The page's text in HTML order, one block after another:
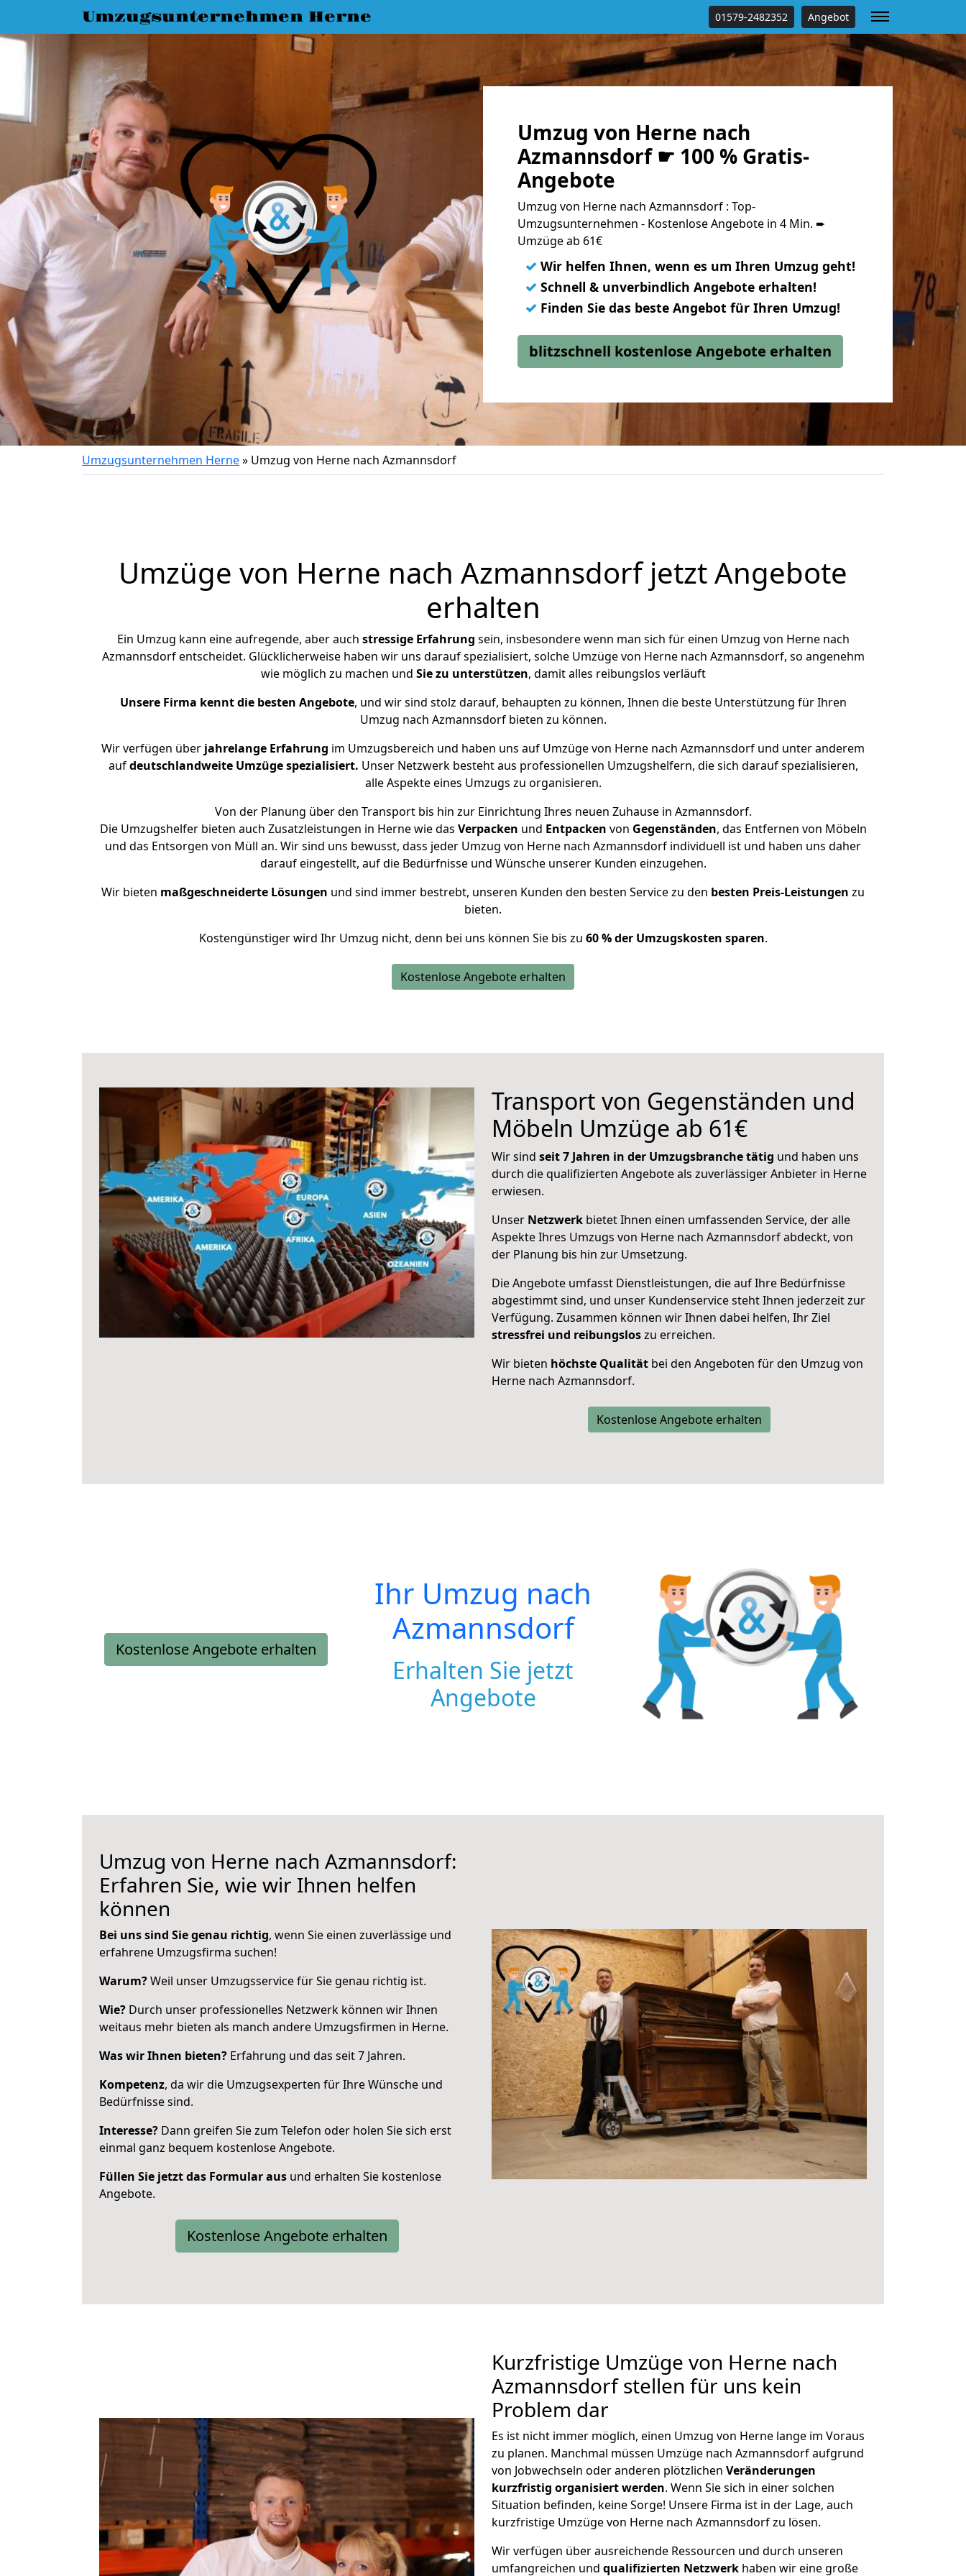
Umzugsunternehmen Herne 01579-2482352 Angebot
Umzug von Herne nach
Azmannsdorf ☛ 100 % Gratis-
Angebote
Umzug von Herne nach Azmannsdorf : Top-
Umzugsunternehmen - Kostenlose Angebote in 4 Min. ➨
Umzüge ab 61€
✓ Wir helfen Ihnen, wenn es um Ihren Umzug geht!
✓ Schnell & unverbindlich Angebote erhalten!
✓ Finden Sie das beste Angebot für Ihren Umzug!
blitzschnell kostenlose Angebote erhalten
Umzugsunternehmen Herne» Umzug von Herne nach Azmannsdorf
Umzüge von Herne nach Azmannsdorf jetzt Angebote
erhalten
Ein Umzug kann eine aufregende, aber auch stressige Erfahrung sein, insbesondere wenn man sich für einen Umzug von Herne nach
Azmannsdorf entscheidet. Glücklicherweise haben wir uns darauf spezialisiert, solche Umzüge von Herne nach Azmannsdorf, so angenehm
wie möglich zu machen und Sie zu unterstützen, damit alles reibungslos verläuft
Unsere Firma kennt die besten Angebote, und wir sind stolz darauf, behaupten zu können, Ihnen die beste Unterstützung für Ihren
Umzug nach Azmannsdorf bieten zu können.
Wir verfügen über jahrelange Erfahrung im Umzugsbereich und haben uns auf Umzüge von Herne nach Azmannsdorf und unter anderem
aufdeutschlandweite Umzüge spezialisiert. Unser Netzwerk besteht aus professionellen Umzugshelfern, die sich darauf spezialisieren,
alle Aspekte eines Umzugs zu organisieren.
Von der Planung über den Transport bis hin zur Einrichtung Ihres neuen Zuhause in Azmannsdorf.
Die Umzugshelfer bieten auch Zusatzleistungen in Herne wie das Verpacken und Entpacken von Gegenständen, das Entfernen von Möbeln
und das Entsorgen von Müll an. Wir sind uns bewusst, dass jeder Umzug von Herne nach Azmannsdorf individuell ist und haben uns daher
darauf eingestellt, auf die Bedürfnisse und Wünsche unserer Kunden einzugehen.
Wir bieten maßgeschneiderte Lösungen und sind immer bestrebt, unseren Kunden den besten Service zu den besten Preis-Leistungen zu
bieten.
Kostengünstiger wird Ihr Umzug nicht, denn bei uns können Sie bis zu 60 % der Umzugskosten sparen.
Kostenlose Angebote erhalten
Transport von Gegenständen und
Möbeln Umzüge ab 61€
Wir sind seit 7 Jahren in der Umzugsbranche tätig und haben uns
durch die qualifizierten Angebote als zuverlässiger Anbieter in Herne
erwiesen.
Unser Netzwerk bietet Ihnen einen umfassenden Service, der alle
Aspekte Ihres Umzugs von Herne nach Azmannsdorf abdeckt, von
der Planung bis hin zur Umsetzung.
Die Angebote umfasst Dienstleistungen, die auf Ihre Bedürfnisse
abgestimmt sind, und unser Kundenservice steht Ihnen jederzeit zur
Verfügung. Zusammen können wir Ihnen dabei helfen, Ihr Ziel
stressfrei und reibungsloszu erreichen.
Wir bieten höchste Qualität bei den Angeboten für den Umzug von
Herne nach Azmannsdorf.
Kostenlose Angebote erhalten
Kostenlose Angebote erhalten
Ihr Umzug nach
Azmannsdorf
Erhalten Sie jetzt
Angebote
Umzug von Herne nach Azmannsdorf:
Erfahren Sie, wie wir Ihnen helfen
können
Bei uns sind Sie genau richtig, wenn Sie einen zuverlässige und
erfahrene Umzugsfirma suchen!
Warum?Weil unser Umzugsservice für Sie genau richtig ist.
Wie? Durch unser professionelles Netzwerk können wir Ihnen
weitaus mehr bieten als manch andere Umzugsfirmen in Herne.
Was wir Ihnen bieten? Erfahrung und das seit 7 Jahren.
Kompetenz, da wir die Umzugsexperten für Ihre Wünsche und
Bedürfnisse sind.
Interesse? Dann greifen Sie zum Telefon oder holen Sie sich erst
einmal ganz bequem kostenlose Angebote.
Füllen Sie jetzt das Formular aus und erhalten Sie kostenlose
Angebote.
Kostenlose Angebote erhalten
Kurzfristige Umzüge von Herne nach
Azmannsdorf stellen für uns kein
Problem dar
Es ist nicht immer möglich, einen Umzug von Herne lange im Voraus
zu planen. Manchmal müssen Umzüge nach Azmannsdorf aufgrund
von Jobwechseln oder anderen plötzlichen Veränderungen
kurzfristig organisiert werden. Wenn Sie sich in einer solchen
Situation befinden, keine Sorge! Unsere Firma ist in der Lage, auch
kurzfristige Umzüge von Herne nach Azmannsdorf zu lösen.
Wir verfügen über ausreichende Ressourcen und durch unseren
umfangreichen und qualifizierten Netzwerk haben wir eine große